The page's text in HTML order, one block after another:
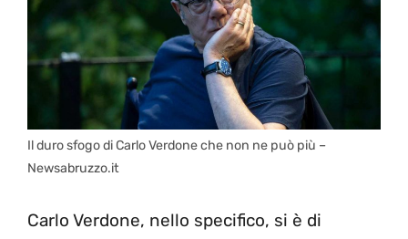
Il duro sfogo di Carlo Verdone che non ne può più –
Newsabruzzo.it
Carlo Verdone, nello specifico, si è di